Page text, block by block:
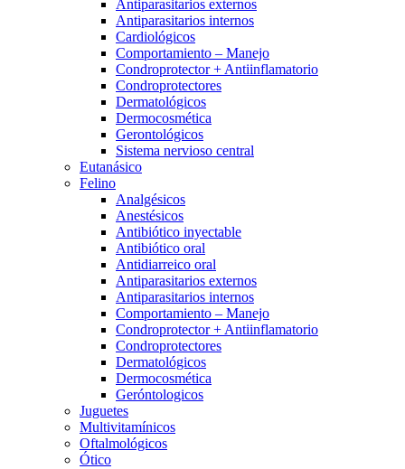
Antiparasitarios externos
Antiparasitarios internos
Cardiológicos
Comportamiento – Manejo
Condroprotector + Antiinflamatorio
Condroprotectores
Dermatológicos
Dermocosmética
Gerontológicos
Sistema nervioso central
Eutanásico
Felino
Analgésicos
Anestésicos
Antibiótico inyectable
Antibiótico oral
Antidiarreico oral
Antiparasitarios externos
Antiparasitarios internos
Comportamiento – Manejo
Condroprotector + Antiinflamatorio
Condroprotectores
Dermatológicos
Dermocosmética
Geróntologicos
Juguetes
Multivitamínicos
Oftalmológicos
Ótico